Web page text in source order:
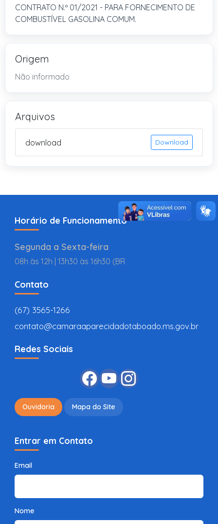
CONTRATO N.º 01/2021 - PARA FORNECIMENTO DE
COMBUSTÍVEL GASOLINA COMUM.
Origem
Não informado
Arquivos
download Download
Horário de Funcionamento
Segunda a Sexta-feira
08h às 12h | 13h30 às 16h30 (BR
Contato
(67) 3565-1266
contato@camaraaparecidadotaboado.ms.gov.br
Redes Sociais
Ouvidoria Mapa do Site
Entrar em Contato
Email
Nome